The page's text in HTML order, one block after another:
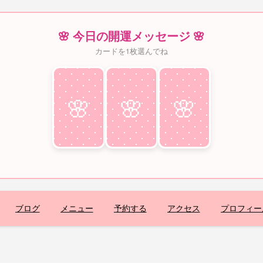
🌸 今日の開運メッセージ 🌸
カードを1枚選んでね
🌸
♥ 🌸
♥ 🌸
♥
ブログ メニュー 予約する アクセス プロフィ